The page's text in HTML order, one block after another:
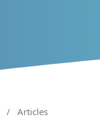
/ Articles